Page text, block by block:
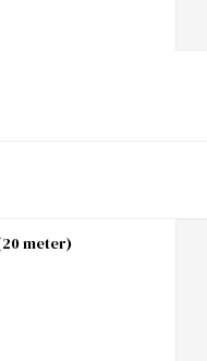
meter)